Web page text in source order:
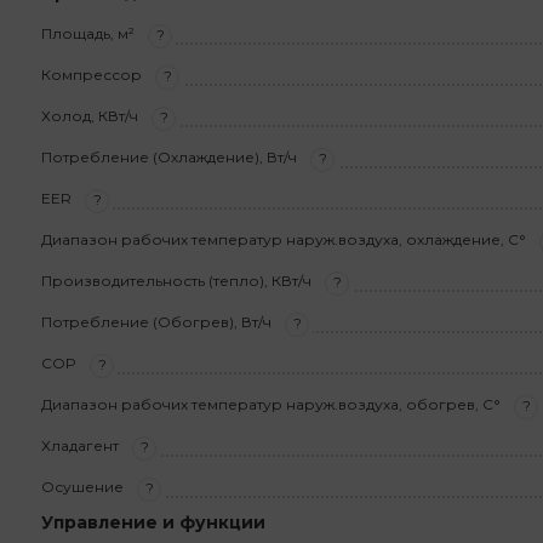
Площадь, м² ?
Компрессор ?
Холод, КВт/ч ?
Потребление (Охлаждение), Вт/ч ?
EER ?
Диапазон рабочих температур наруж.воздуха, охлаждение, С°
Производительность (тепло), КВт/ч ?
Потребление (Обогрев), Вт/ч ?
COP ?
Диапазон рабочих температур наруж.воздуха, обогрев, С° ?
Хладагент ?
Осушение ?
Управление и функции